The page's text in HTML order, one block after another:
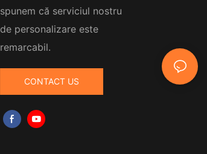
spunem că serviciul nostru
de personalizare este
remarcabil.
CONTACT US